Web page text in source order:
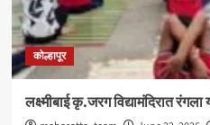
कोल्हापूर
लक्ष्मीबाई कृ.जरग विद्यामंदिरात रंगला